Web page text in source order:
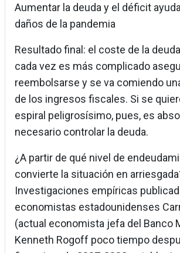
Aumentar la deuda y el déficit
daños de la pandemia
Resultado final: el coste de la
cada vez es más complicado
reembolsarse y se va comiendo
de los ingresos fiscales. Si se
espiral peligrosísimo, pues, es
necesario controlar la deuda.
¿A partir de qué nivel de
convierte la situación en
Investigaciones empíricas
economistas estadounidenses
(actual economista jefa del Banco
Kenneth Rogoff poco tiempo